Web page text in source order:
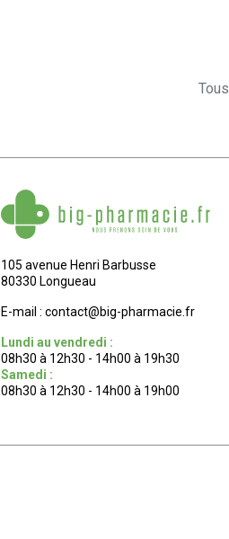
105 avenue Henri Barbusse
80330 Longueau
E-mail : contact@big-pharmacie.fr
Lundi au vendredi :
08h30 à 12h30 - 14h00 à 19h30
Samedi :
08h30 à 12h30 - 14h00 à 19h00